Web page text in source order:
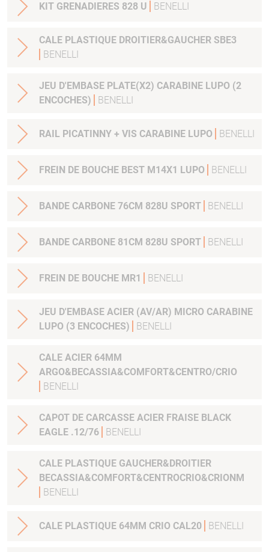
KIT GRENADIERES 828 U BENELLI
CALE PLASTIQUE DROITIER&GAUCHER SBE3
BENELLI
JEU D'EMBASE PLATE(X2) CARABINE LUPO (2
ENCOCHES)
BENELLI
RAIL PICATINNY + VIS CARABINE LUPO BENELLI
FREIN DE BOUCHE BEST M14X1 LUPO BENELLI
BANDE CARBONE 76CM 828U SPORT BENELLI
BANDE CARBONE 81CM 828U SPORT BENELLI
FREIN DE BOUCHE MR1 BENELLI
JEU D'EMBASE ACIER (AV/AR) MICRO CARABINE
LUPO (3 ENCOCHES)
BENELLI
CALE ACIER 64MM
ARGO&BECASSIA&COMFORT&CENTRO/CRIO
BENELLI
CAPOT DE CARCASSE ACIER FRAISE BLACK
EAGLE .12/76
BENELLI
CALE PLASTIQUE GAUCHER&DROITIER
BECASSIA&COMFORT&CENTROCRIO&CRIONM
BENELLI
CALE PLASTIQUE 64MM CRIO CAL20 BENELLI